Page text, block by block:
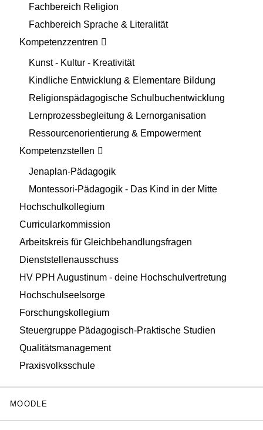
Fachbereich Religion
Fachbereich Sprache & Literalität
Kompetenzzentren
Kunst - Kultur - Kreativität
Kindliche Entwicklung & Elementare Bildung
Religionspädagogische Schulbuchentwicklung
Lernprozessbegleitung & Lernorganisation
Ressourcenorientierung & Empowerment
Kompetenzstellen
Jenaplan-Pädagogik
Montessori-Pädagogik - Das Kind in der Mitte
Hochschulkollegium
Curricularkommission
Arbeitskreis für Gleichbehandlungsfragen
Dienststellenausschuss
HV PPH Augustinum - deine Hochschulvertretung
Hochschulseelsorge
Forschungskollegium
Steuergruppe Pädagogisch-Praktische Studien
Qualitätsmanagement
Praxisvolksschule
MOODLE